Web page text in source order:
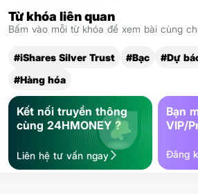
Từ khóa liên quan
Bấm vào mỗi từ khóa để xem bài cùng
#iShares Silver Trust #Bạc
#Dự
#Hàng hóa
Kết nối truyền thông
cùng 24HMONEY ?
Liên hệ tư vấn ngay
Bạn
VIP/
Đăng